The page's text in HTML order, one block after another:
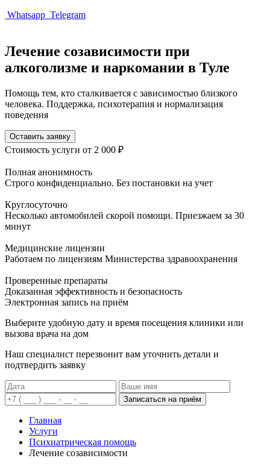
Whatsapp Telegram
Лечение созависимости при
алкоголизме и наркомании в Туле
Помощь тем, кто сталкивается с зависимостью близкого
человека. Поддержка, психотерапия и нормализация
поведения
Оставить заявку
Стоимость услуги от 2 000 ₽
Полная анонимность
Строго конфиденциально. Без постановки на учет
Круглосуточно
Несколько автомобилей скорой помощи. Приезжаем за 30
минут
Медицинские лицензии
Работаем по лицензиям Министерства здравоохранения
Проверенные препараты
Доказанная эффективность и безопасность
Электронная запись на приём
Выберите удобную дату и время посещения клиники или
вызова врача на дом
Наш специалист перезвонит вам уточнить детали и
подтвердить заявку
Записаться на приём
Главная
Услуги
Психиатрическая помощь
Лечение созависимости